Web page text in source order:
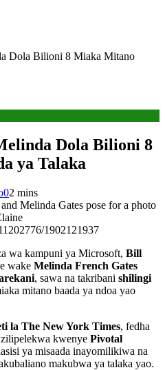
Dola Bilioni 8 Miaka Mitano
Dola Bilioni 8
ya Talaka
02 mins
Melinda Gates pose for a photo
1902121937
wa kampuni ya Microsoft, Bill
wake Melinda French Gates
, sawa na takribani shilingi
mitano baada ya ndoa yao
la The New York Times, fedha
zilipelekwa kwenye Pivotal
ya misaada inayomilikiwa na
makubwa ya talaka yao.